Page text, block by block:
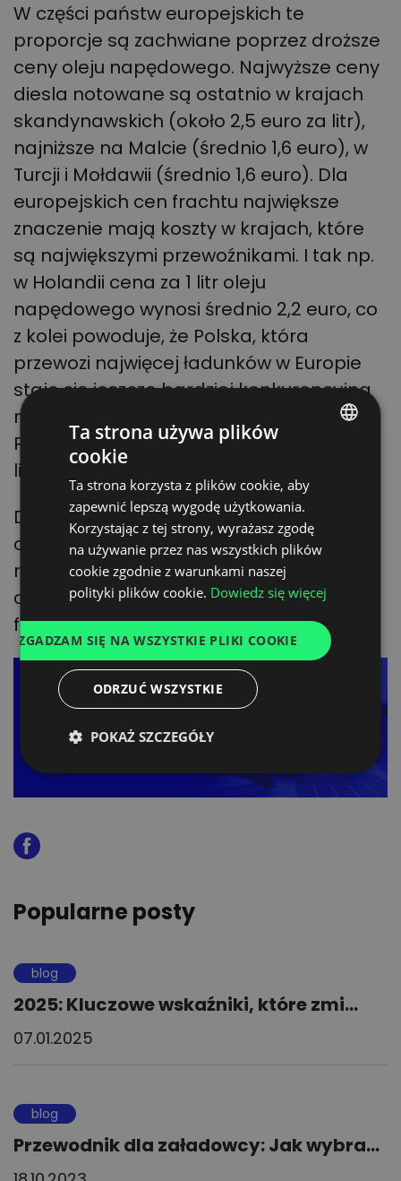
W części państw europejskich te
proporcje są zachwiane poprzez droższe
ceny oleju napędowego. Najwyższe ceny
diesla notowane są ostatnio w krajach
skandynawskich (około 2,5 euro za litr),
najniższe na Malcie (średnio 1,6 euro), w
Turcji i Mołdawii (średnio 1,6 euro). Dla
europejskich cen frachtu największe
znaczenie mają koszty w krajach, które
są największymi przewoźnikami. I tak np.
w Holandii cena za 1 litr oleju
napędowego wynosi średnio 2,2 euro, co
z kolei powoduje, że Polska, która
przewozi najwięcej ładunków w Europie
staje się jeszcze bardziej konkurencyjna
na europejskich rynkach (aktualnie w
Polsce trzeba zapłacić średnio 1,7 euro za
litr).
Do 5 grudnia br. kraje unijne mają
całkowicie zrezygnować z dostaw
rosyjskiej ropy. Co wtedy stanie się z
cenami diesla, a więc także z cenami
frachtu?
Popularne posty
blog
2025: Kluczowe wskaźniki, które zmi...
07.01.2025
blog
Przewodnik dla załadowcy: Jak wybra...
ENGLISH
UKRAINIAN
FRENCH
Ta strona używa plików
cookie
Ta strona korzysta z plików cookie, aby
zapewnić lepszą wygodę użytkowania.
Korzystając z tej strony, wyrażasz zgodę
na używanie przez nas wszystkich plików
cookie zgodnie z warunkami naszej
polityki plików cookie. Dowiedz się więcej
ZGADZAM SIĘ NA WSZYSTKIE PLIKI COOKIE
ODRZUĆ WSZYSTKIE
POKAŻ SZCZEGÓŁY